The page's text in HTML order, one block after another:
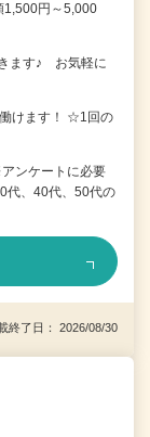
1,500円～5,000
ます♪ お気軽に
けます！ ☆1回の
ンケートに必要
、40代、50代の
了日： 2026/08/30